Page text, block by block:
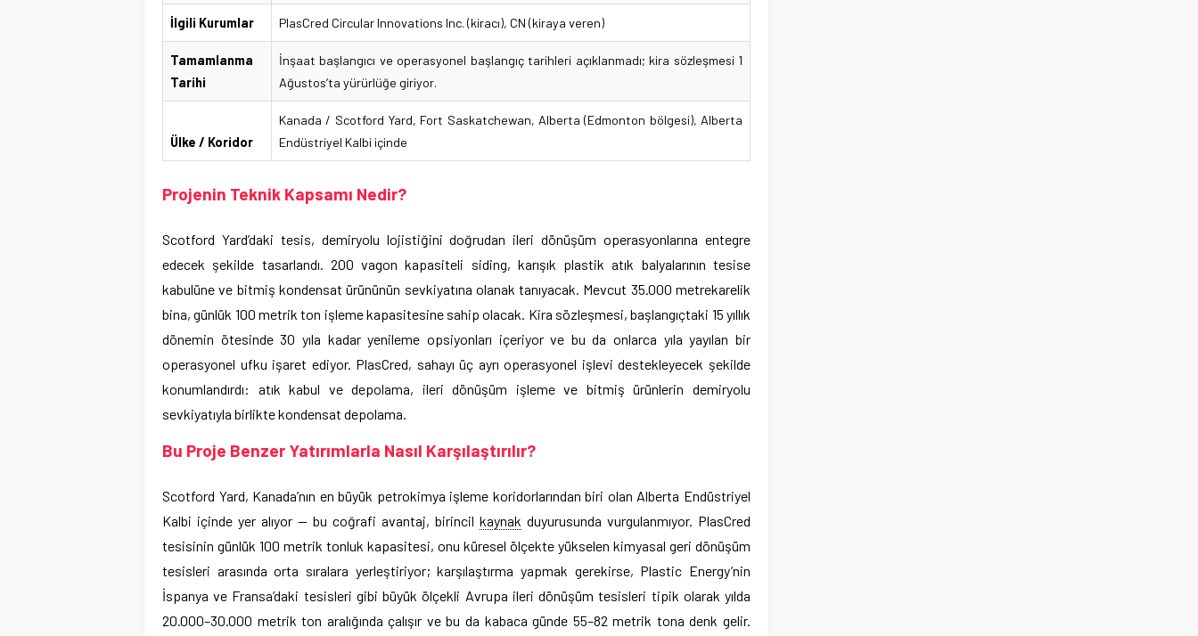
İlgili Kurumlar PlasCred Circular Innovations Inc. (kiracı), CN (kiraya veren)
Tamamlanma
Tarihi
İnşaat başlangıcı ve operasyonel başlangıç tarihleri açıklanmadı; kira sözleşmesi 1
Ağustos’ta yürürlüğe giriyor.
Ülke / Koridor
Kanada / Scotford Yard, Fort Saskatchewan, Alberta (Edmonton bölgesi), Alberta
Endüstriyel Kalbi içinde
Projenin Teknik Kapsamı Nedir?
Scotford Yard’daki tesis, demiryolu lojistiğini doğrudan ileri dönüşüm operasyonlarına entegre
edecek şekilde tasarlandı. 200 vagon kapasiteli siding, karışık plastik atık balyalarının tesise
kabulüne ve bitmiş kondensat ürününün sevkiyatına olanak tanıyacak. Mevcut 35.000 metrekarelik
bina, günlük 100 metrik ton işleme kapasitesine sahip olacak. Kira sözleşmesi, başlangıçtaki 15 yıllık
dönemin ötesinde 30 yıla kadar yenileme opsiyonları içeriyor ve bu da onlarca yıla yayılan bir
operasyonel ufku işaret ediyor. PlasCred, sahayı üç ayrı operasyonel işlevi destekleyecek şekilde
konumlandırdı: atık kabul ve depolama, ileri dönüşüm işleme ve bitmiş ürünlerin demiryolu
sevkiyatıyla birlikte kondensat depolama.
Bu Proje Benzer Yatırımlarla Nasıl Karşılaştırılır?
Scotford Yard, Kanada’nın en büyük petrokimya işleme koridorlarından biri olan Alberta Endüstriyel
Kalbi içinde yer alıyor — bu coğrafi avantaj, birincil kaynak duyurusunda vurgulanmıyor. PlasCred
tesisinin günlük 100 metrik tonluk kapasitesi, onu küresel ölçekte yükselen kimyasal geri dönüşüm
tesisleri arasında orta sıralara yerleştiriyor; karşılaştırma yapmak gerekirse, Plastic Energy’nin
İspanya ve Fransa’daki tesisleri gibi büyük ölçekli Avrupa ileri dönüşüm tesisleri tipik olarak yılda
20.000–30.000 metrik ton aralığında çalışır ve bu da kabaca günde 55–82 metrik tona denk gelir.